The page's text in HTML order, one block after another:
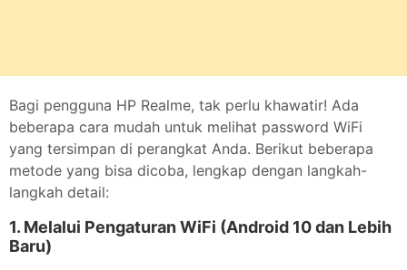
Bagi pengguna HP Realme, tak perlu khawatir! Ada
beberapa cara mudah untuk melihat password WiFi
yang tersimpan di perangkat Anda. Berikut beberapa
metode yang bisa dicoba, lengkap dengan langkah-
langkah detail:
1. Melalui Pengaturan WiFi (Android 10 dan Lebih
Baru)